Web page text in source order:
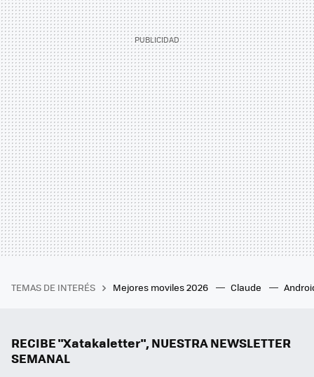
TEMAS DE INTERÉS Mejores moviles 2026 Claude
RECIBE "Xatakaletter", NUESTRA NEWSLETTER
SEMANAL